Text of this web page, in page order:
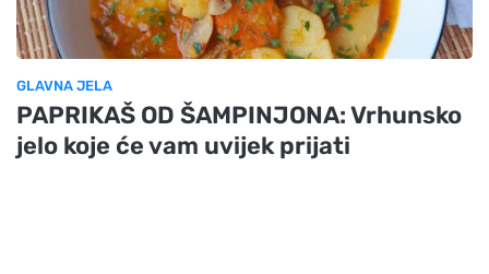
GLAVNA JELA
PAPRIKAŠ OD ŠAMPINJONA: Vrhunsko
jelo koje će vam uvijek prijati